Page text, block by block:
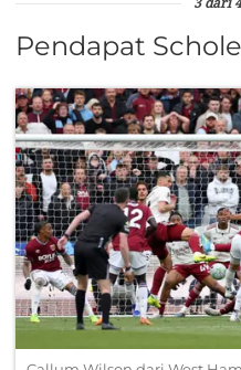
3 dari
Pendapat